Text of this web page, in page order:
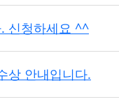
신청하세요 ^^
상 안내입니다.